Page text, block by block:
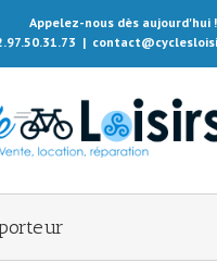
Appelez-nous dès aujourd'hui !
|